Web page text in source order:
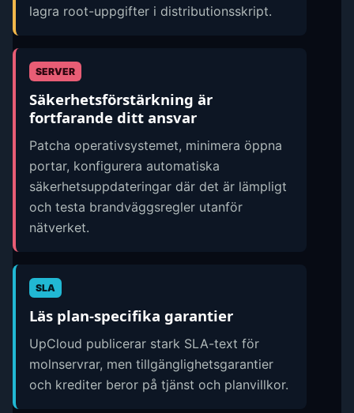
lagra root-uppgifter i distributionsskript.
SERVER
Säkerhetsförstärkning är
fortfarande ditt ansvar
Patcha operativsystemet, minimera öppna
portar, konfigurera automatiska
säkerhetsuppdateringar där det är lämpligt
och testa brandväggsregler utanför
nätverket.
SLA
Läs plan-specifika garantier
UpCloud publicerar stark SLA-text för
molnservrar, men tillgänglighetsgarantier
och krediter beror på tjänst och planvillkor.